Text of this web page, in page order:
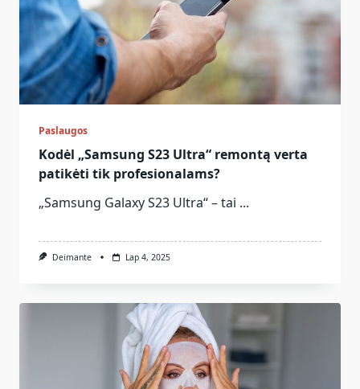
Paslaugos
Kodėl „Samsung S23 Ultra“ remontą verta
patikėti tik profesionalams?
„Samsung Galaxy S23 Ultra“ – tai ...
Deimante Lap 4, 2025